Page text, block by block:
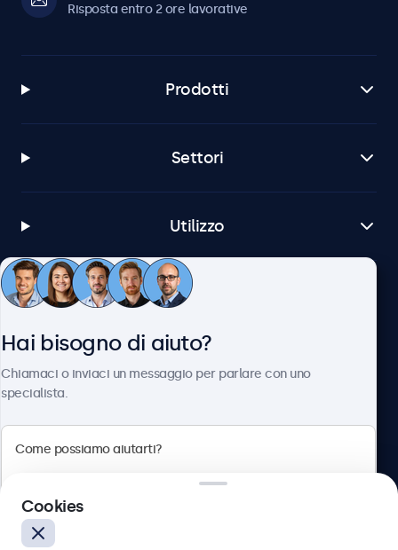
Risposta entro 2 ore lavorative
Prodotti
Settori
Utilizzo
Servizio Clienti
Hai bisogno di aiuto?
Chiamaci o inviaci un messaggio per parlare con uno
specialista.
Cookies